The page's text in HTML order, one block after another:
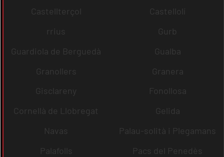
Castellterçol
Castellolí
rrius
Gurb
Guardiola de Berguedà
Gualba
Granollers
Granera
Gisclareny
Fonollosa
Cornellà de Llobregat
Gelida
Navas
Palau-solità i Plegamans
Palafolls
Pacs del Penedès